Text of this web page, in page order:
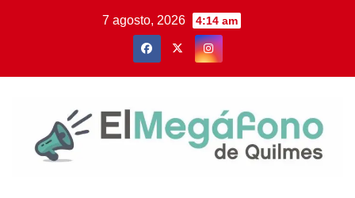
7 agosto, 2026 4:14 am